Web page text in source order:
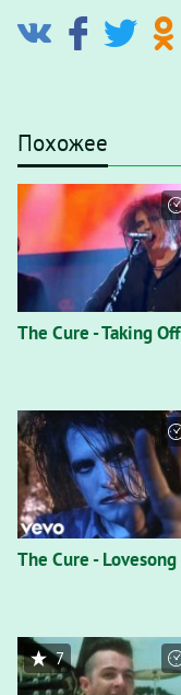
Похожее
The Cure - Taking Off
The Cure - Lovesong
7